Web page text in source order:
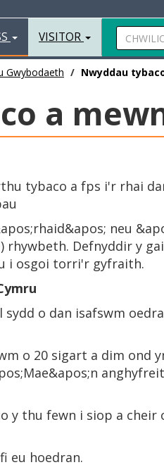
VISITOR
Gwybodaeth Nwyddau
a
tybaco a fps i'r rhai
neu
rhywbeth. Defnyddir y
i osgoi torri'r gyfraith.
o dan isafswm
o 20 sigart a dim ond
y thu fewn i siop a
eu hoedran.